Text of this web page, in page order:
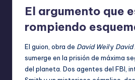
El argumento que
rompiendo
El guion, obra de David Weily David
sumerge en la prisión de máxima
del planeta. Dos agentes del FBI,